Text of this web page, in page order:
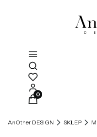
Otwórz wyszukiwarkę
Produkty w koszyku:
AnOther DESIGN SKLEP